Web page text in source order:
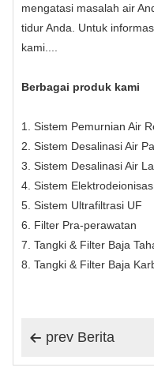
mengatasi masalah air
tidur Anda. Untuk
kami....
Berbagai produk kami
1. Sistem Pemurnian Air
2. Sistem Desalinasi Air
3. Sistem Desalinasi Air
4. Sistem
5. Sistem Ultrafiltrasi UF
6. Filter Pra-perawatan
7. Tangki & Filter Baja
8. Tangki & Filter Baja
 prev Berita